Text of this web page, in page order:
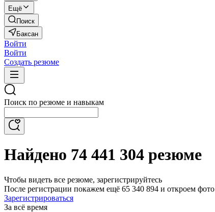
Ещё
Поиск
Баксан
Войти
Войти
Создать резюме
Поиск по резюме и навыкам
Найдено 74 441 304 резюме
Чтобы видеть все резюме, зарегистрируйтесь
После регистрации покажем ещё 65 340 894 и откроем фото
Зарегистрироваться
За всё время